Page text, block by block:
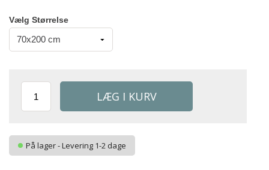
Vælg Størrelse
På lager - Levering 1-2 dage